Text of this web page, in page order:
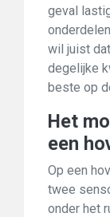
geval
wil juist
degelijke
beste op
Het
een
Op een
twee
onder het